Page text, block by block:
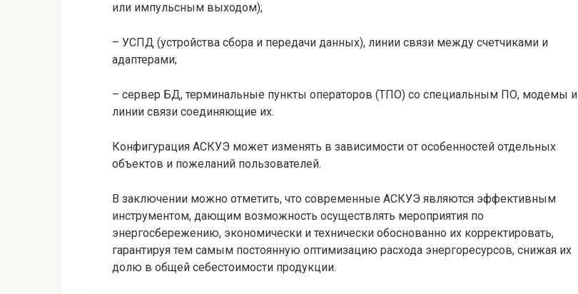
или импульсным выходом);
– УСПД (устройства сбора и передачи данных), линии связи между счетчиками и
адаптерами;
– сервер БД, терминальные пункты опеpатоpов (ТПО) со специальным ПО, модемы и
линии связи соединяющие их.
Конфигурация АСКУЭ может изменять в зависимости от особенностей отдельных
объектов и пожеланий пользователей.
В заключении можно отметить, что современные АСКУЭ являются эффективным
инструментом, дающим возможность осуществлять мероприятия по
энергосбережению, экономически и технически обоснованно их корректировать,
гарантируя тем самым постоянную оптимизацию расхода энергоресурсов, снижая их
долю в общей себестоимости продукции.